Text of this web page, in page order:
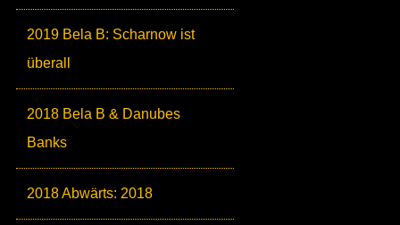
2019 Bela B: Scharnow ist
überall
2018 Bela B & Danubes
Banks
2018 Abwärts: 2018